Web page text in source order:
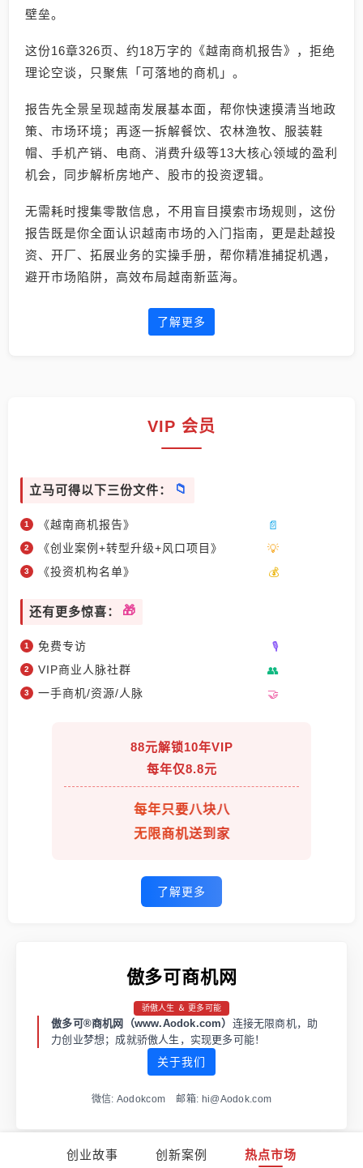
创业故事 创新案例 热点市场
壁垒。
这份16章326页、约18万字的《越南商机报告》，拒绝
理论空谈，只聚焦「可落地的商机」。
报告先全景呈现越南发展基本面，帮你快速摸清当地政
策、市场环境；再逐一拆解餐饮、农林渔牧、服装鞋
帽、手机产销、电商、消费升级等13大核心领域的盈利
机会，同步解析房地产、股市的投资逻辑。
无需耗时搜集零散信息，不用盲目摸索市场规则，这份
报告既是你全面认识越南市场的入门指南，更是赴越投
资、开厂、拓展业务的实操手册，帮你精准捕捉机遇，
避开市场陷阱，高效布局越南新蓝海。
了解更多
VIP 会员
立马可得以下三份文件：
《越南商机报告》
《创业案例+转型升级+风口项目》
《投资机构名单》
还有更多惊喜：
免费专访
VIP商业人脉社群
一手商机/资源/人脉
88元解锁10年VIP
每年仅8.8元
每年只要八块八
无限商机送到家
了解更多
傲多可商机网
骄傲人生 ＆ 更多可能
傲多可®商机网（www.Aodok.com） 连接无限商机，助
力创业梦想；成就骄傲人生，实现更多可能！
关于我们
微信: Aodokcom 邮箱: hi@Aodok.com
渝ICP备2021001973号-1